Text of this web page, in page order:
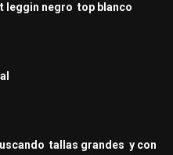
leggin negro top blanco
tallas grandes y con